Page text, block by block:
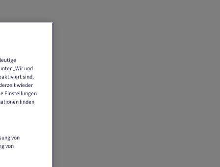
„Wir und
sind,
wieder
Einstellungen
finden
von
von